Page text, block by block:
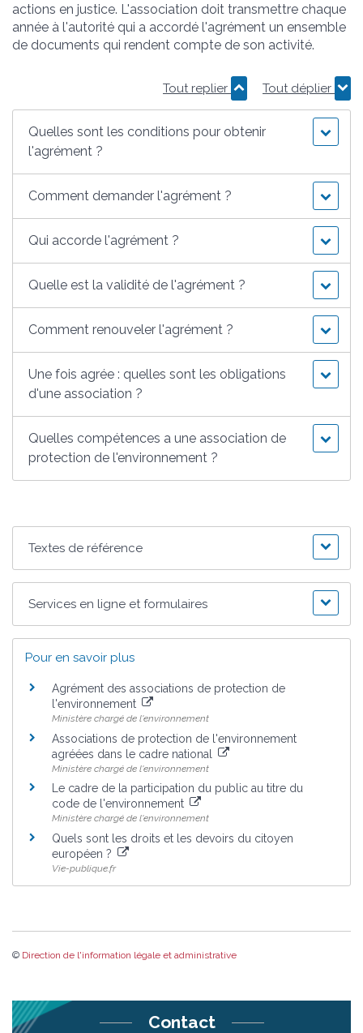
actions en justice. L'association doit transmettre chaque
année à l'autorité qui a accordé l'agrément un ensemble
de documents qui rendent compte de son activité.
Tout replier Tout déplier
Quelles sont les conditions pour obtenir
l'agrément ?
Comment demander l'agrément ?
Qui accorde l'agrément ?
Quelle est la validité de l'agrément ?
Comment renouveler l'agrément ?
Une fois agrée : quelles sont les obligations
d'une association ?
Quelles compétences a une association de
protection de l'environnement ?
Textes de référence
Services en ligne et formulaires
Pour en savoir plus
Agrément des associations de protection de
l'environnement
Ministère chargé de l'environnement
Associations de protection de l'environnement
agréées dans le cadre national
Ministère chargé de l'environnement
Le cadre de la participation du public au titre du
code de l'environnement
Ministère chargé de l'environnement
Quels sont les droits et les devoirs du citoyen
européen ?
Vie-publique.fr
© Direction de l'information légale et administrative
Contact